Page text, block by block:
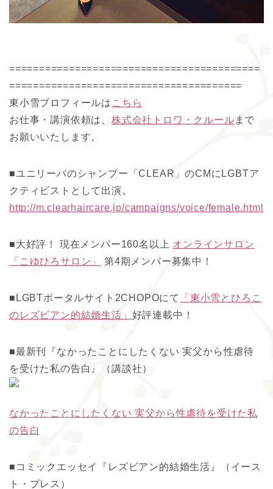
==========================================
=======================================
東小雪プロフィールは こちら
お仕事・講演依頼は、 株式会社トロワ・クルール まで
お願いいたします。
■ユニリーバのシャンプー「CLEAR」のCMにLGBTア
クティビストとして出演。
http://m.clearhaircare.jp/campaigns/voice/female.html
■大好評！ 現在メンバー160名以上 オンラインサロン
「こゆひろサロン」
第4期メンバー募集中！
■LGBTポータルサイト2CHOPOにて
「東小雪とひろこ
のレズビアン的結婚生活」 好評連載中！
■最新刊『なかったことにしたくない 実父から性虐待
を受けた私の告白』（講談社）
なかったことにしたくない 実父から性虐待を受けた私
の告白
■コミックエッセイ『レズビアン的結婚生活』（イース
ト・プレス）